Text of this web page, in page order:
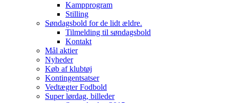
Kampprogram
Stilling
Søndagsbold for de lidt ældre.
Tilmelding til søndagsbold
Kontakt
Mål aktier
Nyheder
Køb af klubtøj
Kontingentsatser
Vedtægter Fodbold
Super lørdag, billeder